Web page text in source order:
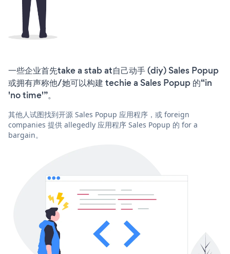
一些企业首先take a stab at自己动手 (diy) Sales Popup
或拥有声称他/她可以构建 techie a Sales Popup 的“in
'no time'”。
其他人试图找到开源 Sales Popup 应用程序，或 foreign
companies 提供 allegedly 应用程序 Sales Popup 的 for a
bargain。